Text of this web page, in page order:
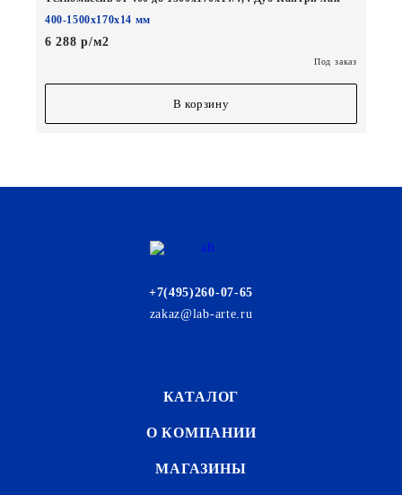
400-1500х170х14 мм
6 288 р/м2
Под заказ
В корзину
+7(495)260-07-65
zakaz@lab-arte.ru
КАТАЛОГ
О КОМПАНИИ
МАГАЗИНЫ